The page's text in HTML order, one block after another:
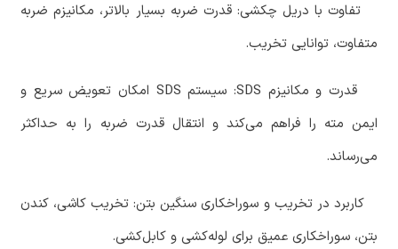
‏ تفاوت با دریل چکشی: قدرت ضربه بسیار بالاتر، مکانیزم ضربه
متفاوت، توانایی تخریب.
‏ قدرت و مکانیزم SDS: سیستم SDS امکان تعویض سریع و
ایمن مته را فراهم می‌کند و انتقال قدرت ضربه را به حداکثر
می‌رساند.
‏ کاربرد در تخریب و سوراخکاری سنگین بتن: تخریب کاشی، کندن
بتن، سوراخکاری عمیق برای لوله‌کشی و کابل‌کشی.